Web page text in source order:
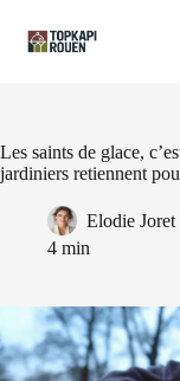
contenu
Les saints de glace,
jardiniers retiennent
Elodie Joret
4 min